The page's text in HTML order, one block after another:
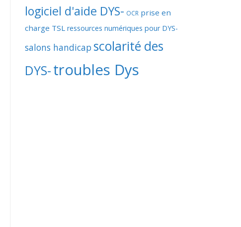
logiciel d'aide DYS- OCR prise en
charge TSL ressources numériques pour DYS-
salons handicap scolarité des
DYS-troubles Dys